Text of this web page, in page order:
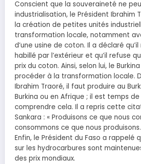
Conscient que la souveraineté ne
industrialisation, le Président Ibrahim
la création de petites unités
transformation locale, notamment
d’une usine de coton. Il a déclaré
habillé par l’extérieur et qu’il refuse
prix du coton. Ainsi, selon lui, le
procéder à la transformation locale.
Ibrahim Traoré, il faut produire au
Burkina ou en Afrique ; il est temps de
comprendre cela. Il a repris cette
Sankara : « Produisons ce que nous
consommons ce que nous
Enfin, le Président du Faso a rappelé
sur les hydrocarbures sont
des prix mondiaux.